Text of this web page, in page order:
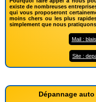
existe de nombreuses
qui vous proposeront
moins chers ou les plus
simplement que nous
Mail :
Site :
Dépannage